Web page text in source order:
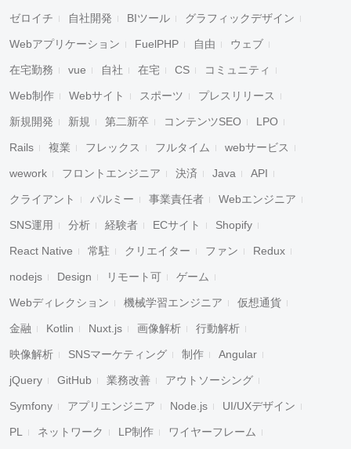
ゼロイチ 自社開発 BIツール グラフィックデザイン
Webアプリケーション FuelPHP 自由 ウェブ
在宅勤務 vue 自社 在宅 CS コミュニティ
Web制作 Webサイト スポーツ プレスリリース
新規開発 新規 第二新卒 コンテンツSEO LPO
Rails 複業 フレックス フルタイム webサービス
wework フロントエンジニア 決済 Java API
クライアント パルミー 事業責任者 Webエンジニア
SNS運用 分析 経験者 ECサイト Shopify
React Native 常駐 クリエイター ファン Redux
nodejs Design リモート可 ゲーム
Webディレクション 機械学習エンジニア 仮想通貨
金融 Kotlin Nuxt.js 画像解析 行動解析
映像解析 SNSマーケティング 制作 Angular
jQuery GitHub 業務改善 アウトソーシング
Symfony アプリエンジニア Node.js UI/UXデザイン
PL ネットワーク LP制作 ワイヤーフレーム